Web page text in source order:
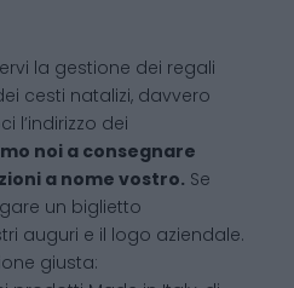
la gestione dei regali
cesti natalizi, davvero
l’indirizzo dei
noi a consegnare
a nome vostro. Se
un biglietto
auguri e il logo aziendale.
giusta: